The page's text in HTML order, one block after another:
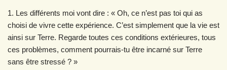
1. Les différents moi vont dire : « Oh, ce n’est pas toi qui as
choisi de vivre cette expérience. C’est simplement que la vie est
ainsi sur Terre. Regarde toutes ces conditions extérieures, tous
ces problèmes, comment pourrais-tu être incarné sur Terre
sans être stressé ? »